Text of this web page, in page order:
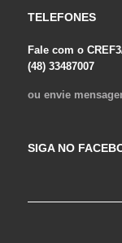
TELEFONES
Fale com o
(48) 33487007
ou envie
SIGA NO